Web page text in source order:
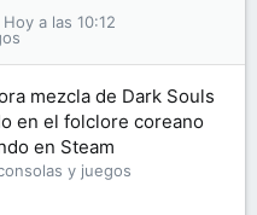
Hoy a las 10:12
mezcla de Dark Souls
en el folclore coreano
en Steam
y juegos